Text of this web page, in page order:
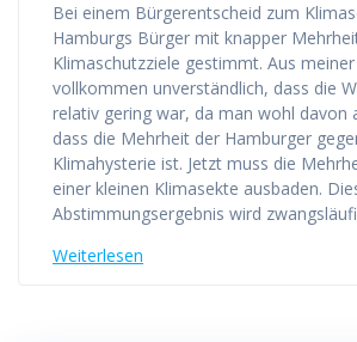
Bei einem Bürgerentscheid zum
Hamburgs Bürger mit knapper
Klimaschutzziele gestimmt. Aus
vollkommen unverständlich, dass die
relativ gering war, da man wohl davon
dass die Mehrheit der Hamburger
Klimahysterie ist. Jetzt muss die
einer kleinen Klimasekte ausbaden.
Abstimmungsergebnis wird
Weiterlesen